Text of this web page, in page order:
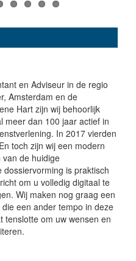
en Adviseur in de regio
Amsterdam en de
Hart zijn wij behoorlijk
meer dan 100 jaar actief in
In 2017 vierden
toch zijn wij een modern
de huidige
is praktisch
om u volledig digitaal te
Wij maken nog graag een
een ander tempo in deze
tenslotte om uw wensen en